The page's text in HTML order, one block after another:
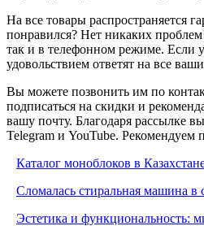
На все товары распространяется
понравился? Нет никаких
так и в телефонном режиме. Если
удовольствием ответят на все
Вы можете позвонить им по
подписаться на скидки и
вашу почту. Благодаря рассылке
Telegram и YouTube. Рекомендуем
Каталог моноблоков в
Сломалась стиральная машина в
Эстетика и функциональность: